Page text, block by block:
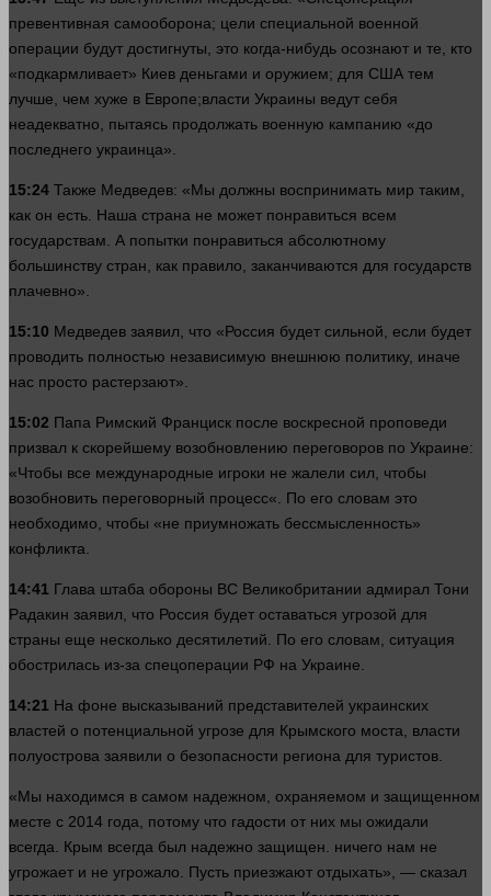
превентивная самооборона; цели специальной военной
операции будут достигнуты, это когда-нибудь осознают и те, кто
«подкармливает» Киев деньгами и оружием; для США тем
лучше , чем хуже в Европе;власти Украины ведут себя
неадекватно, пытаясь продолжать военную кампанию «до
последнего украинца».
15:24 Также Медведев: «Мы должны воспринимать мир таким,
как он есть. Наша страна не может понравиться всем
государствам. А попытки понравиться абсолютному
большинству стран, как правило , заканчиваются для государств
плачевно».
15:10 Медведев заявил, что «Россия будет сильной, если будет
проводить полностью независимую внешнюю политику, иначе
нас просто растерзают».
15:02 Папа Римский Франциск после воскресной проповеди
призвал к скорейшему возобновлению переговоров по Украине:
«Чтобы все международные игроки не жалели сил , чтобы
возобновить переговорный процесс«. По его словам это
необходимо, чтобы «не приумножать бессмысленность»
конфликта.
14:41 Глава штаба обороны ВС Великобритании адмирал Тони
Радакин заявил, что Россия будет оставаться угрозой для
страны еще несколько десятилетий. По его словам, ситуация
обострилась из-за спецоперации РФ на Украине.
14:21 На фоне высказываний представителей украинских
властей о потенциальной угрозе для Крымского моста, власти
полуострова заявили о безопасности региона для туристов.
«Мы находимся в самом надежном, охраняемом и защищенном
месте с 2014 года , потому что гадости от них мы ожидали
всегда. Крым всегда был надежно защищен. ничего нам не
угрожает и не угрожало. Пусть приезжают отдыхать», — сказал